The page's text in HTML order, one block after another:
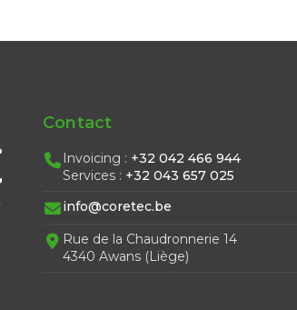
Contact
Invoicing : +32 042 466 944
Services : +32 043 657 025
info@coretec.be
Rue de la Chaudronnerie 14
4340 Awans (Liège)